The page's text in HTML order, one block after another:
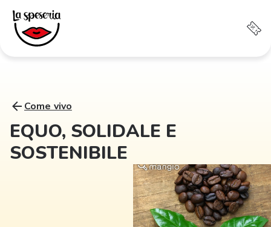
Come vivo
EQUO, SOLIDALE E
SOSTENIBILE